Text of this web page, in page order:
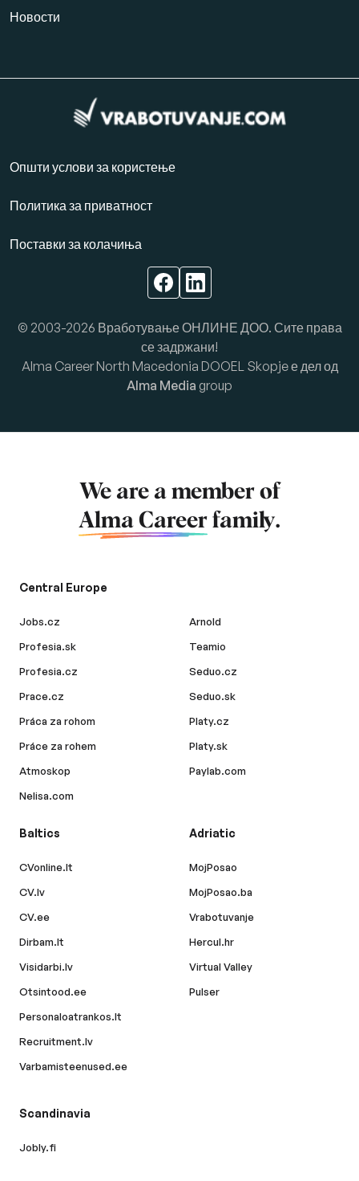
Новости
Општи услови за користење
Политика за приватност
Поставки за колачиња
© 2003-2026 Вработување ОНЛИНЕ ДОО. Сите права
се задржани!
Alma Career North Macedonia DOOEL Skopje е дел од
Alma Media group
We are a member of
Alma Career family.
Central Europe
Jobs.cz
Profesia.sk
Profesia.cz
Prace.cz
Práca za rohom
Práce za rohem
Atmoskop
Nelisa.com
Arnold
Teamio
Seduo.cz
Seduo.sk
Platy.cz
Platy.sk
Paylab.com
Baltics
CVonline.lt
CV.lv
CV.ee
Dirbam.lt
Visidarbi.lv
Otsintood.ee
Personaloatrankos.lt
Recruitment.lv
Varbamisteenused.ee
Adriatic
MojPosao
MojPosao.ba
Vrabotuvanje
Hercul.hr
Virtual Valley
Pulser
Scandinavia
Jobly.fi